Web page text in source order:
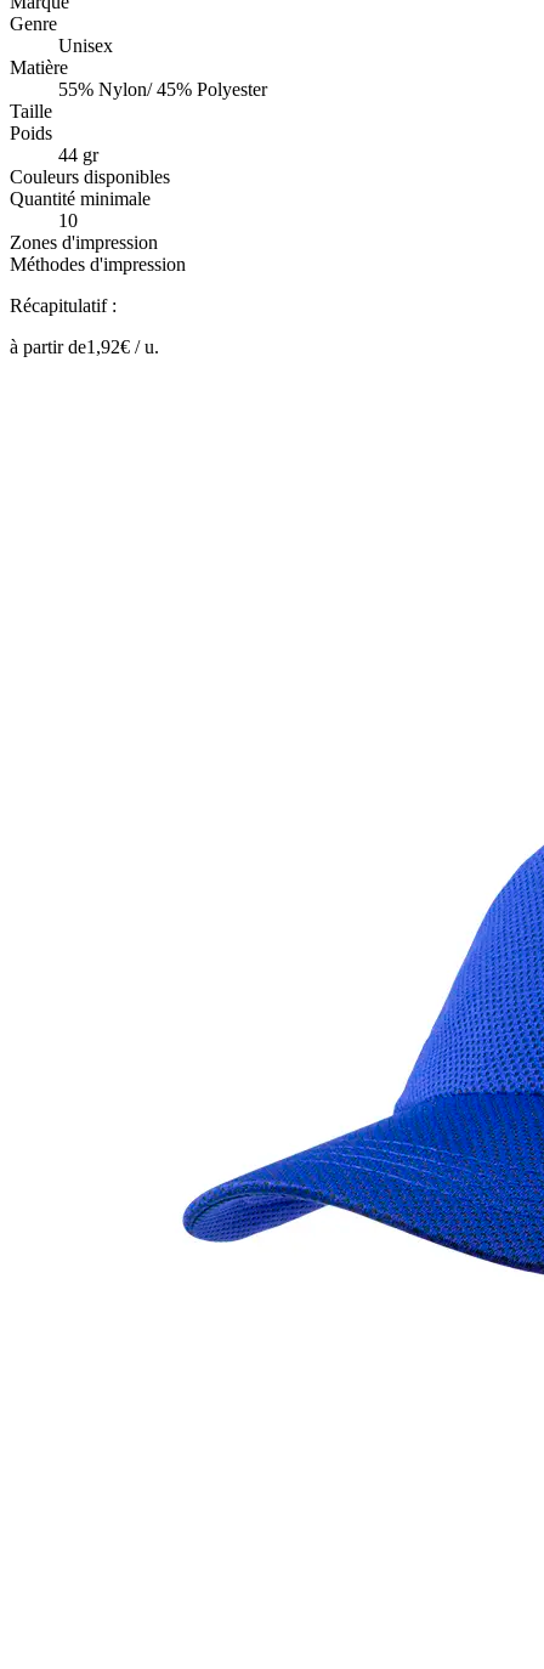
Genre
Unisex
Matière
55% Nylon/ 45% Polyester
Taille
Poids
44 gr
Couleurs disponibles
Quantité minimale
10
Zones d'impression
Méthodes d'impression
Récapitulatif :
à partir de1,92€ /u.